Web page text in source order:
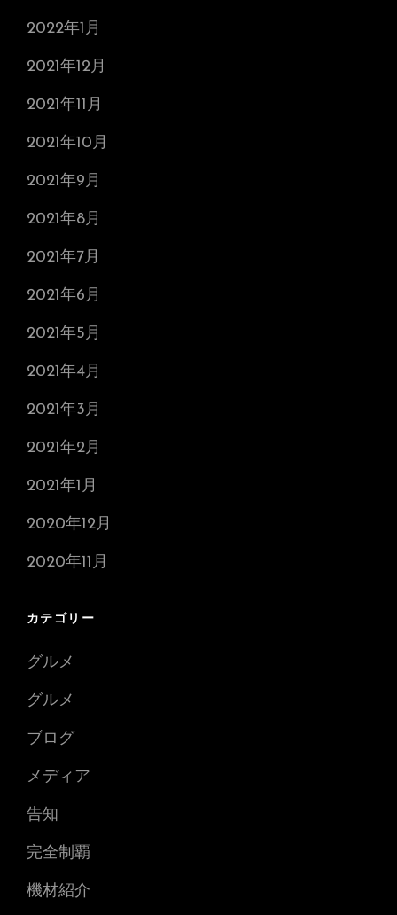
2022年1月
2021年12月
2021年11月
2021年10月
2021年9月
2021年8月
2021年7月
2021年6月
2021年5月
2021年4月
2021年3月
2021年2月
2021年1月
2020年12月
2020年11月
カテゴリー
グルメ
グルメ
ブログ
メディア
告知
完全制覇
機材紹介